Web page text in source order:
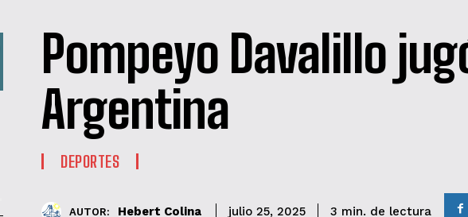
Pompeyo Davalillo
Argentina
DEPORTES
AUTOR: Hebert Colina julio 25, 2025 3 min. de lectura